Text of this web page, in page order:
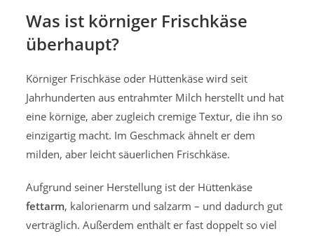
Was ist körniger Frischkäse
überhaupt?
Körniger Frischkäse oder Hüttenkäse wird seit
Jahrhunderten aus entrahmter Milch herstellt und hat
eine körnige, aber zugleich cremige Textur, die ihn so
einzigartig macht. Im Geschmack ähnelt er dem
milden, aber leicht säuerlichen Frischkäse.
Aufgrund seiner Herstellung ist der Hüttenkäse
fettarm, kalorienarm und salzarm – und dadurch gut
verträglich. Außerdem enthält er fast doppelt so viel